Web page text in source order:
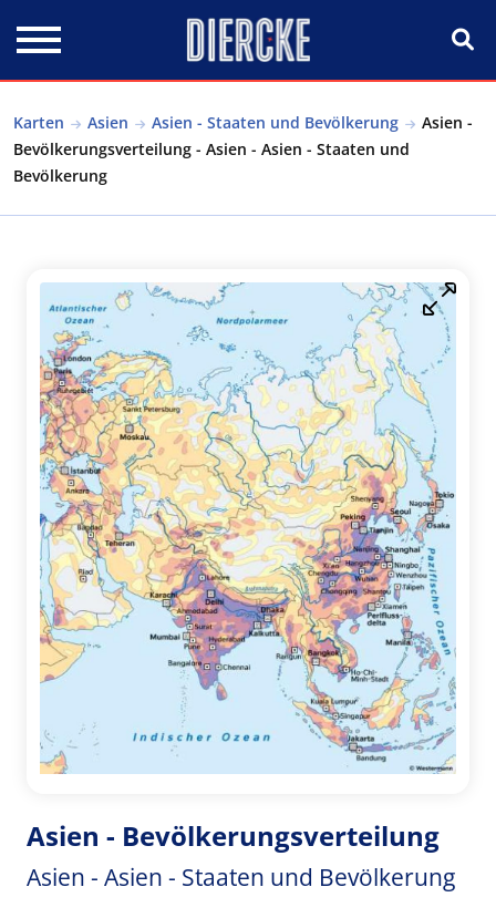
Karten Asien Asien - Staaten und Bevölkerung
Asien -
Bevölkerungsverteilung - Asien - Asien - Staaten und
Bevölkerung
Asien - Bevölkerungsverteilung
Asien - Asien - Staaten und Bevölkerung